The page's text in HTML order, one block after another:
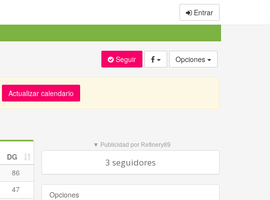
Entrar
Seguir Opciones
Actualizar calendario
DG
86
47
▼ Publicidad por Refinery89
3 seguidores
Opciones